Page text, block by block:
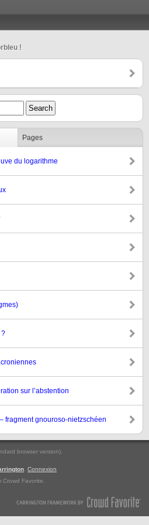
!
Pages
du logarithme
?
sur l’abstention
fragment gnouroso-nietzschéen
browser version).
Connexion
Favorite.